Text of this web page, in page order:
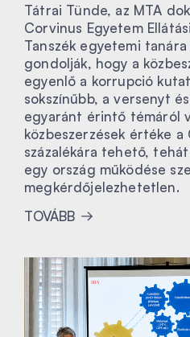
Tátrai Tünde, az MTA
Corvinus Egyetem
Tanszék egyetemi
gondolják, hogy a
egyenlő a korrupció
sokszínűbb, a versenyt
egyaránt érintő témáról
közbeszerzések értéke a
százalékára tehető,
egy ország működése
megkérdőjelezhetetlen.
TOVÁBB